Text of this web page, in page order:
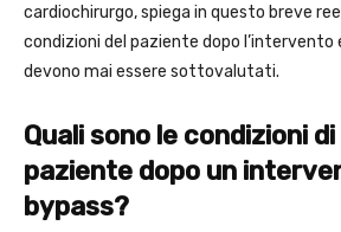
cardiochirurgo, spiega in questo breve
condizioni del paziente dopo l’intervento
devono mai essere sottovalutati.
Quali sono le condizioni
paziente dopo un
bypass?